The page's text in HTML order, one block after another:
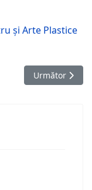
şi Arte Plastice
Articolul
Următor